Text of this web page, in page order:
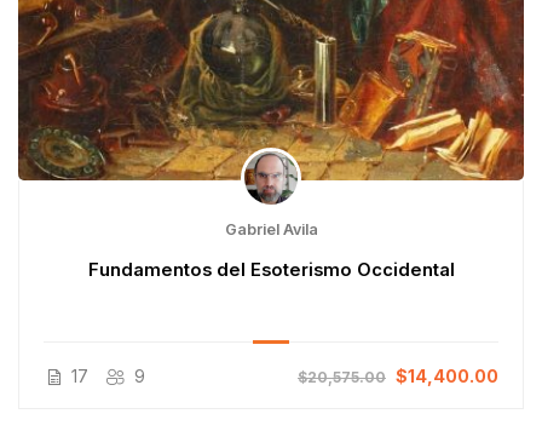
Gabriel Avila
Fundamentos del Esoterismo Occidental
17 9 $20,575.00 $14,400.00